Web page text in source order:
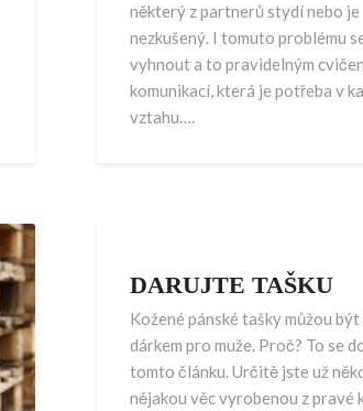
některý z partnerů stydí nebo je
nezkušený. I tomuto problému
vyhnout a to pravidelným
komunikací, která je potřeba v
vztahu….
DARUJTE TAŠKU
Kožené pánské tašky můžou
dárkem pro muže. Proč? To se
tomto článku. Určitě jste už
nějakou věc vyrobenou z pravé